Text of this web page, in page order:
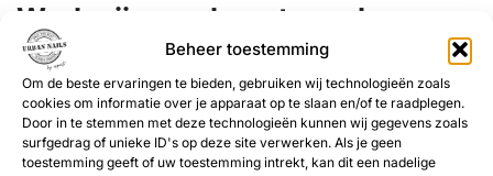
Beheer toestemming
Om de beste ervaringen te bieden, gebruiken wij technologieën zoals
cookies om informatie over je apparaat op te slaan en/of te raadplegen.
Door in te stemmen met deze technologieën kunnen wij gegevens zoals
surfgedrag of unieke ID's op deze site verwerken. Als je geen
toestemming geeft of uw toestemming intrekt, kan dit een nadelige
Werkwijze op kunstnagels,
inpoetsen (gel of acryl)
Werk de nagel volledig af tot en met het vijlen, buffen en
stof verwijderen.
Breng de eerst laag Gel Polish aan. Hard 1 minuut uit in een
UV/LED lamp.